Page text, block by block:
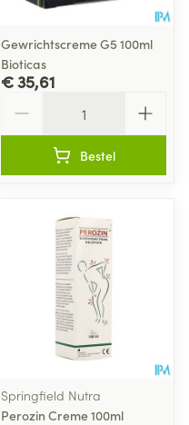
Gewrichtscreme G5 100ml
Bioticas
€ 35,61
Bestel
Springfield Nutra
Perozin Creme 100ml